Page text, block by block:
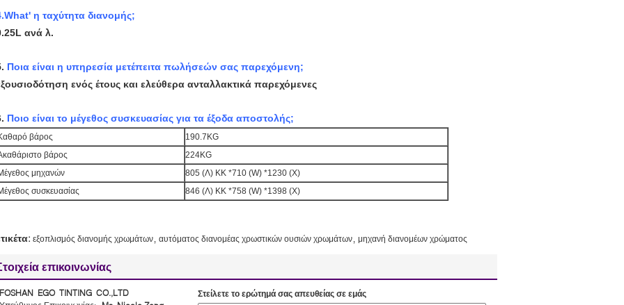
η ταχύτητα διανομής;
ανά λ.
Ποια είναι η υπηρεσία μετέπειτα πωλήσεών σας παρεχόμενη;
ενός έτους και ελεύθερα ανταλλακτικά παρεχόμενες
Ποιο είναι το μέγεθος συσκευασίας για τα έξοδα αποστολής;
βάρος
190.7KG
βάρος
224KG
μηχανών
805 (Λ) ΚΚ *710 (W) *1230 (Χ)
συσκευασίας
846 (Λ) ΚΚ *758 (W) *1398 (Χ)
εξοπλισμός διανομής χρωμάτων αυτόματος διανομέας χρωστικών ουσιών χρωμάτων μηχανή διανομέων χρώματος
επικοινωνίας
FOSHAN EGO TINTING CO.,LTD
Στείλετε το ερώτημά σας απευθείας σε εμάς